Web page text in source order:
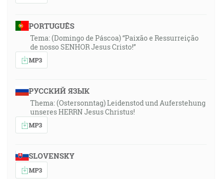
PORTUGUÊS
Tema: (Domingo de Páscoa) “Paixão e Ressurreição
de nosso SENHOR Jesus Cristo!”
MP3
РУССКИЙ ЯЗЫК
Thema: (Ostersonntag) Leidenstod und Auferstehung
unseres HERRN Jesus Christus!
MP3
SLOVENSKY
MP3